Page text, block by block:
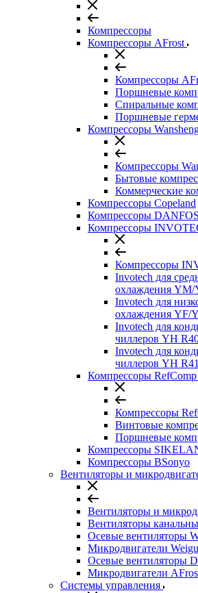
Компрессоры
Компрессоры AFrost
Компрессоры
Поршневые
Спиральные
Поршневые
Компрессоры
Компрессоры
Бытовые
Коммерческие
Компрессоры Copeland
Компрессоры
Компрессоры
Компрессоры
Invotech для
охлаждения YM/
Invotech для
охлаждения YF/
Invotech для
чиллеров YH
Invotech для
чиллеров YH
Компрессоры RefComp
Компрессоры
Винтовые
Поршневые
Компрессоры
Компрессоры BSonyo
Вентиляторы и
Вентиляторы и
Вентиляторы
Осевые вентиляторы
Микродвигатели
Осевые вентиляторы
Микродвигатели
Системы управления